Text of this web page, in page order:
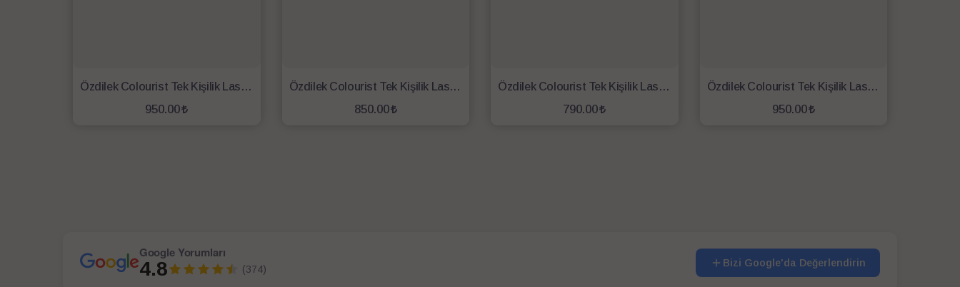
Özdilek Colourist Tek Kişilik Lastikli Fitted Çarşaf 100x200 K.Mercan
950.00
Özdilek Colourist Tek Kişilik Lastikli Fitted Çarşaf 100x200 Marina
850.00
Özdilek Colourist Tek Kişilik Lastikli Fitted Çarşaf 100x200 Mürdüm
790.00
Özdilek Colourist Tek Kişilik Lastikli Fitted Çarşaf 100x200 Okyanus
950.00
Google Yorumları
4.8 (374)
Bizi Google'da Değerlendirin